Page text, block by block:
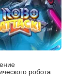
робота